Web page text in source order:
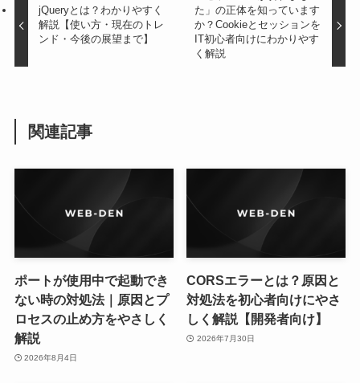
jQueryとは？わかりやすく
解説【使い方・現在のトレ
ンド・今後の展望まで】
た」の正体を知っています
か？Cookieとセッションを
IT初心者向けにわかりやす
く解説
関連記事
ポートが使用中で起動でき
ない時の対処法｜原因とプ
ロセスの止め方をやさしく
解説
2026年8月4日
CORSエラーとは？原因と
対処法を初心者向けにやさ
しく解説【開発者向け】
2026年7月30日